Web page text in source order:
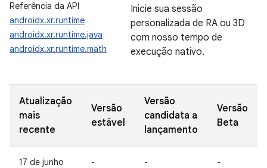
Referência da API
androidx.xr.runtime
androidx.xr.runtime.java
androidx.xr.runtime.math
Inicie sua sessão
personalizada de RA ou 3D
com nosso tempo de
execução nativo.
Atualização
mais
recente
Versão
estável
Versão
candidata a
lançamento
Versão
Beta
17 de junho
- - -